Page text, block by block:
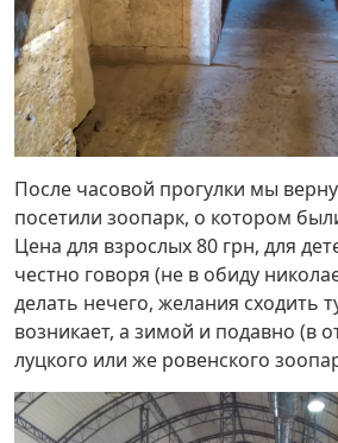
После часовой прогулки мы
посетили зоопарк, о котором
Цена для взрослых 80 грн, для
честно говоря (не в обиду
делать нечего, желания сходить
возникает, а зимой и подавно (в
луцкого или же ровенского